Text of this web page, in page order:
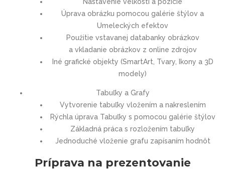
Úprava obrázku pomocou galérie štýlov a
Umeleckých efektov
Použitie vstavanej databanky obrázkov
a vkladanie obrázkov z online zdrojov
Iné grafické objekty (SmartArt, Tvary, Ikony a 3D
modely)
Tabuľky a Grafy
Vytvorenie tabuľky vložením a nakreslením
Rýchla úprava Tabuľky s pomocou galérie štýlov
Základná práca s rozložením tabuľky
Jednoduché vloženie grafu zapísaním hodnôt
Príprava na prezentovanie